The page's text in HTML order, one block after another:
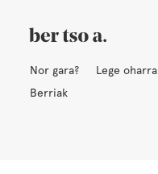
Nor gara? Lege oharra
Berriak